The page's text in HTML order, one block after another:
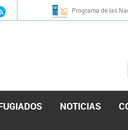
navigation Programa de las
NOTICIAS